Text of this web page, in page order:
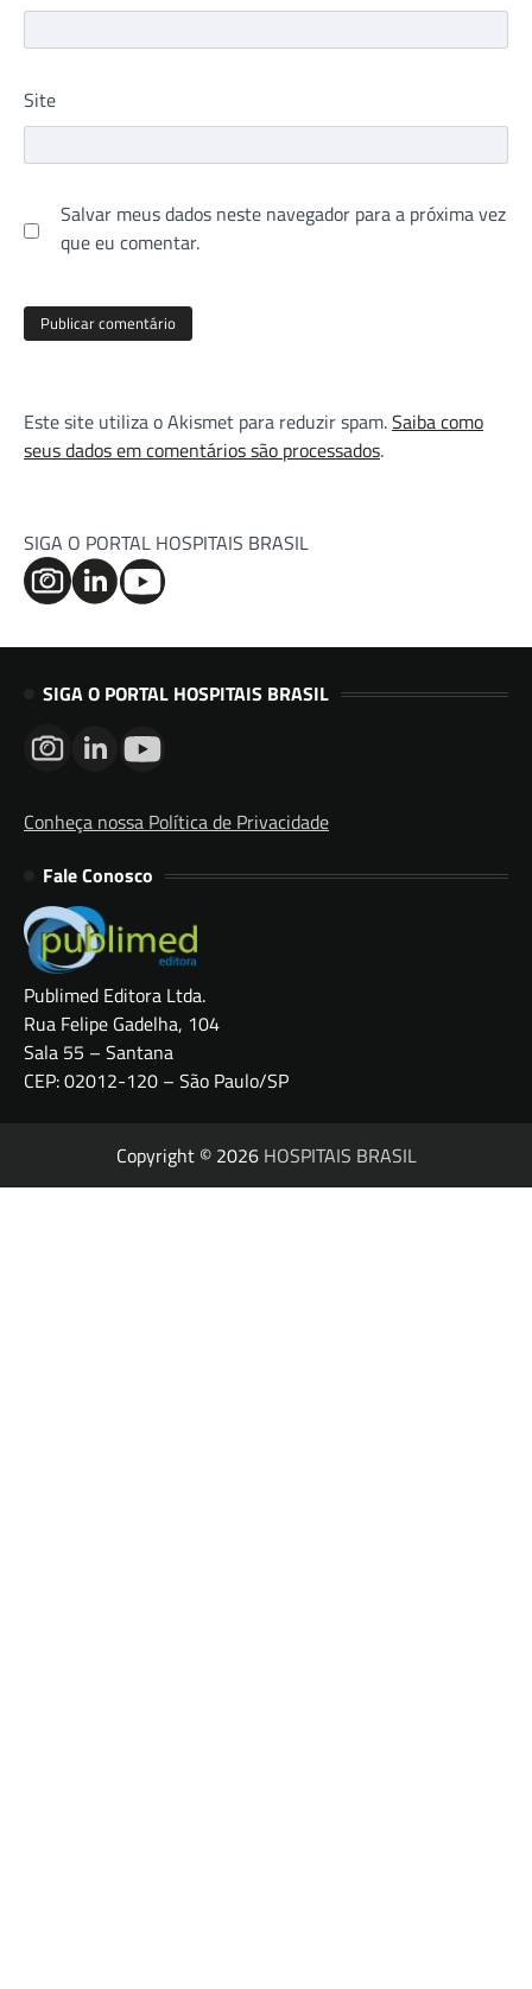
Site
Salvar meus dados neste navegador para a próxima vez
que eu comentar.
Este site utiliza o Akismet para reduzir spam.Saiba como
seus dados em comentários são processados.
SIGA O PORTAL HOSPITAIS BRASIL
SIGA O PORTAL HOSPITAIS BRASIL
Conheça nossa Política de Privacidade
Fale Conosco
Publimed Editora Ltda.
Rua Felipe Gadelha, 104
Sala 55 – Santana
CEP: 02012-120 – São Paulo/SP
Copyright © 2026 HOSPITAIS BRASIL